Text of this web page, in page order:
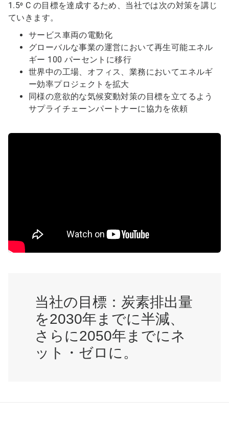
1.5⁰ C の目標を達成するため、当社では次の対策を講じ
ていきます。
サービス車両の電動化
グローバルな事業の運営において再生可能エネル
ギー 100 パーセントに移行
世界中の工場、オフィス、業務においてエネルギ
ー効率プロジェクトを拡大
同様の意欲的な気候変動対策の目標を立てるよう
サプライチェーンパートナーに協力を依頼
当社の目標：炭素排出量
を2030年までに半減、
さらに2050年までにネ
ット・ゼロに。